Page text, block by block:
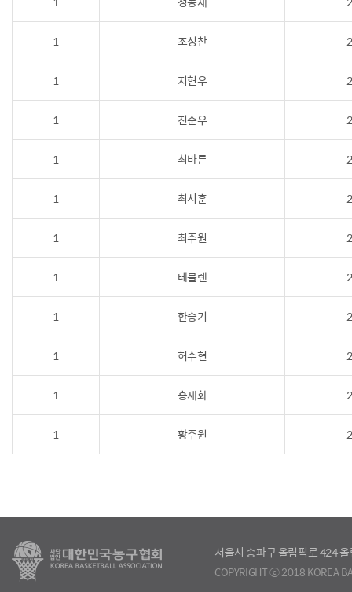
1 조성찬
1 지현우
1 진준우
1 최바른
1 최시훈
1 최주원
1 테물렌
1 한승기
1 허수현
1 홍재화
1 황주원
서울시 송파구 올림픽로 424
COPYRIGHT ⓒ 2018 KOREA